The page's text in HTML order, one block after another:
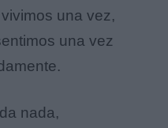
una vez,
una vez
nada,